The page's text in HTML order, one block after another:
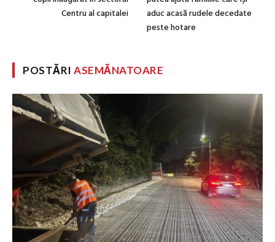
Centru al capitalei
aduc acasă rudele decedate
peste hotare
POSTĂRIASEMĂNATOARE